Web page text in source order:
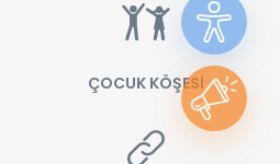
ÇOCUK KÖŞESİ